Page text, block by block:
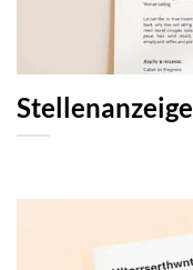
Stellenanzeige